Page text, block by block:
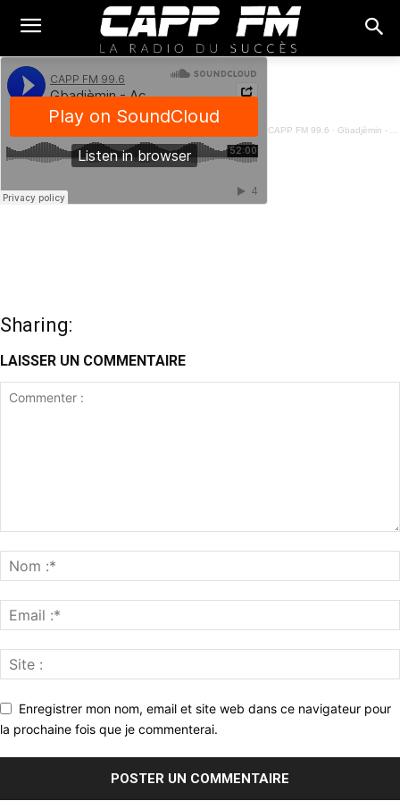
CAPP FM 99.6 · Gbadjèmin - Actualités Socio Politiques - 27 Novembre 2024
Sharing:
LAISSER UN COMMENTAIRE
Enregistrer mon nom, email et site web dans ce navigateur pour
la prochaine fois que je commenterai.